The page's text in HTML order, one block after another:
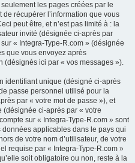
les pages créées par le
récupérer l’information que vous
peut être, et n’est pas limité à : la
invité (désignée ci-après par
« Integra-Type-R.com » (désignée
que vous envoyez après
(désignés ici par « vos messages »).
identifiant unique (désigné ci-après
passe personnel utilisé pour la
par « votre mot de passe »), et
ci-après par « votre
sur « Integra-Type-R.com » sont
applicables dans le pays qui
de votre nom d’utilisateur, de votre
requise par « Integra-Type-R.com »
soit obligatoire ou non, reste à la